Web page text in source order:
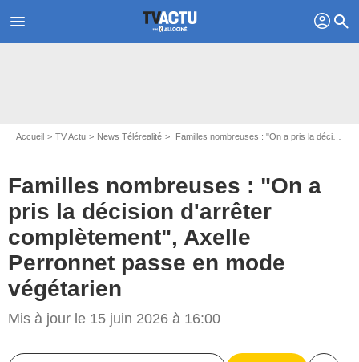
menu profil search
Accueil TV Actu News Télérealité Familles nombreuses : "On a pris la décision d'arrêter complètement", Axelle Perronnet passe en mode végétarien
Familles nombreuses : "On a
pris la décision d'arrêter
complètement", Axelle
Perronnet passe en mode
végétarien
Mis à jour le 15 juin 2026 à 16:00